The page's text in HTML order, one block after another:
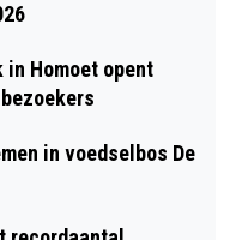
Homoet opent
in voedselbos De